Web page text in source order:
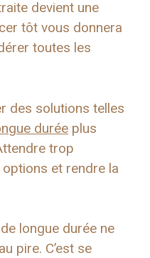
devient une
tôt vous donnera
toutes les
des solutions telles
durée plus
trop
et rendre la
longue durée ne
pire. C’est se